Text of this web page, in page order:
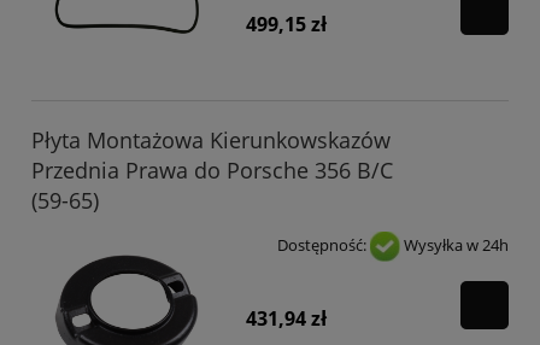
499,15 zł
Płyta Montażowa Kierunkowskazów
Przednia Prawa do Porsche 356 B/C
(59-65)
Dostępność: Wysyłka w 24h
431,94 zł